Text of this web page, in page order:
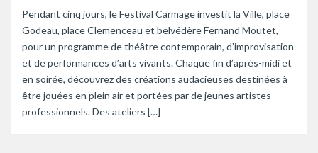
Pendant cinq jours, le Festival Carmage investit la Ville, place
Godeau, place Clemenceau et belvédère Fernand Moutet,
pour un programme de théâtre contemporain, d’improvisation
et de performances d’arts vivants. Chaque fin d’après-midi et
en soirée, découvrez des créations audacieuses destinées à
être jouées en plein air et portées par de jeunes artistes
professionnels. Des ateliers […]